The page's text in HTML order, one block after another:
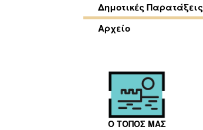
Δημοτικές Παρατάξεις
Αρχείο
Ο ΤΟΠΟΣ ΜΑΣ